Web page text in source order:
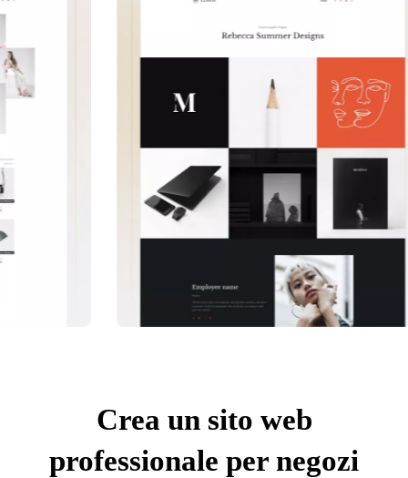
Crea un sito web
professionale per negozi